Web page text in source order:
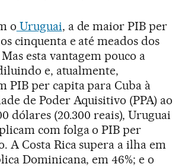
o Uruguai, a de maior PIB per
cinquenta e até meados dos
esta vantagem pouco a
e, atualmente,
PIB per capita para Cuba à
de Poder Aquisitivo (PPA) ao
dólares (20.300 reais), Uruguai
com folga o PIB per
A Costa Rica supera a ilha em
Dominicana, em 46%; e o